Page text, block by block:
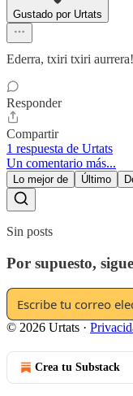
Gustado por Urtats
Ederra, txiri txiri aurrera!
Responder
Compartir
1 respuesta de Urtats
Un comentario más...
Lo mejor de Último
Sin posts
Por supuesto,
© 2026 Urtats ·
Crea tu Substack